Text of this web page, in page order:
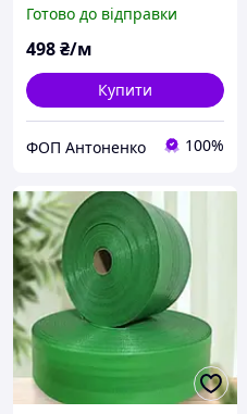
Готово до відправки
498₴/м
Купити
ФОП Антоненко 100%